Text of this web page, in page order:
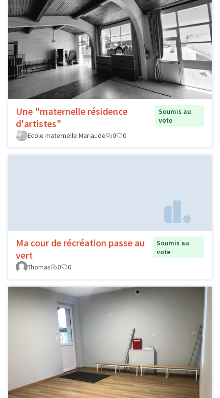
Une "maternelle résidence
d'artistes"
Soumis au
vote
Ecole maternelle Mariaude
0 0
Ma cour de récréation passe au
vert
Soumis au
vote
Thomas
0 0